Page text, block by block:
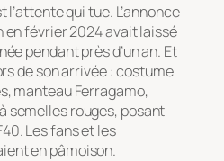
l’attente qui tue. L’annonce
en février 2024 avait laissé
pendant près d’un an. Et
de son arrivée : costume
manteau Ferragamo,
semelles rouges, posant
Les fans et les
en pâmoison.